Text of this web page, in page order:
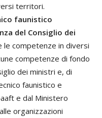
territori.
faunistico
del Consiglio dei
le competenze in diversi
competenze di fondo
dei ministri e, di
faunistico e
e dal Ministero
organizzazioni